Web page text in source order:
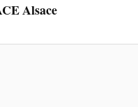
Alsace